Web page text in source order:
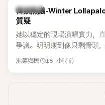
細身材下的超狂背肌與肩膀
傻直呼：「原來她身材這麼猛
熱議討論
韓娛熱議-Winter
質疑
她以穩定的現場演唱實力，直
爭議。明明瘦到像只剩骨頭
和音量？
泡菜鄉民 18 小時前